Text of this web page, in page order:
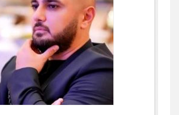
0525544654
עו"ד זוהר ארבל
פלילי פשיעה חמורה
קטינים
0538788878